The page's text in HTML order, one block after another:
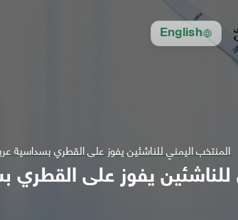
English
المنتخب اليمني للناشئين يفوز على القطري بسداسية
للناشئين يفوز على